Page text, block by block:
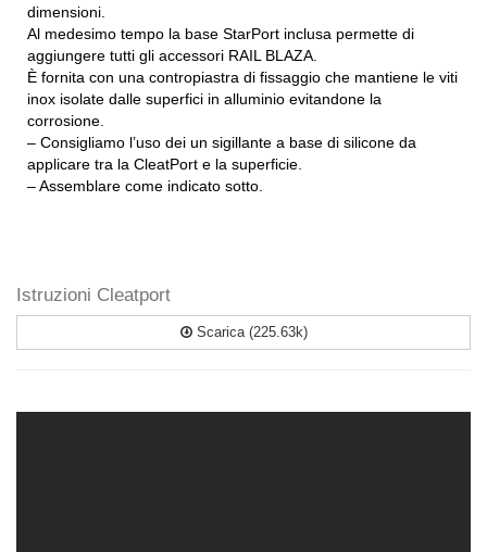
dimensioni.
Al medesimo tempo la base StarPort inclusa permette di
aggiungere tutti gli accessori RAIL BLAZA.
È fornita con una contropiastra di fissaggio che mantiene le viti
inox isolate dalle superfici in alluminio evitandone la
corrosione.
– Consigliamo l’uso dei un sigillante a base di silicone da
applicare tra la CleatPort e la superficie.
– Assemblare come indicato sotto.
Istruzioni Cleatport
Scarica (225.63k)